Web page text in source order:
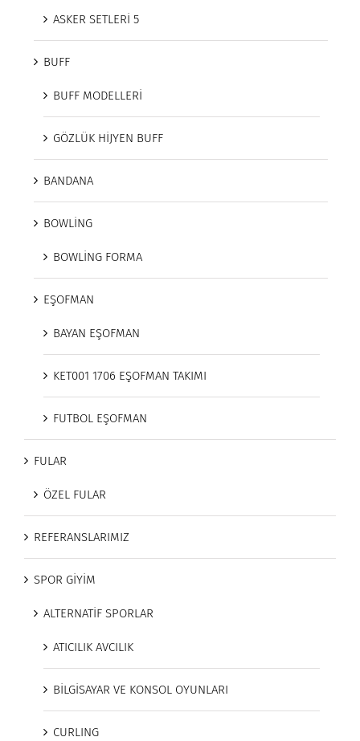
ASKER SETLERİ 5
BUFF
BUFF MODELLERİ
GÖZLÜK HİJYEN BUFF
BANDANA
BOWLİNG
BOWLİNG FORMA
EŞOFMAN
BAYAN EŞOFMAN
KET001 1706 EŞOFMAN TAKIMI
FUTBOL EŞOFMAN
FULAR
ÖZEL FULAR
REFERANSLARIMIZ
SPOR GİYİM
ALTERNATİF SPORLAR
ATICILIK AVCILIK
BİLGİSAYAR VE KONSOL OYUNLARI
CURLING